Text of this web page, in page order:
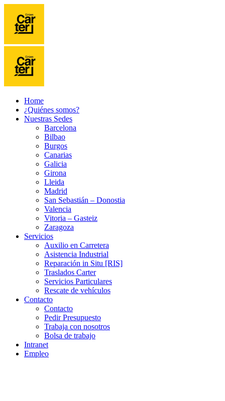
Home
¿Quiénes somos?
Nuestras Sedes
Barcelona
Bilbao
Burgos
Canarias
Galicia
Girona
Lleida
Madrid
San Sebastián – Donostia
Valencia
Vitoria – Gasteiz
Zaragoza
Servicios
Auxilio en Carretera
Asistencia Industrial
Reparación in Situ [RIS]
Traslados Carter
Servicios Particulares
Rescate de vehículos
Contacto
Contacto
Pedir Presupuesto
Trabaja con nosotros
Bolsa de trabajo
Intranet
Empleo